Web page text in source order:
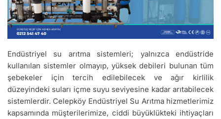
Endüstriyel su arıtma sistemleri; yalnızca endüstride
kullanılan sistemler olmayıp, yüksek debileri bulunan tüm
şebekeler için tercih edilebilecek ve ağır kirlilik
düzeyindeki suları içme suyu seviyesine kadar arıtabilecek
sistemlerdir. Celepköy Endüstriyel Su Arıtma hizmetlerimiz
kapsamında müşterilerimize, ciddi büyüklükteki ihtiyaçları